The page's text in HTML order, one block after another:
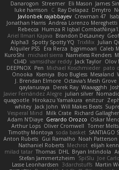
Danarogon Streemer Eli Mason James
luke harrison
C Ray Delapaz Dmytro
Javlonbek rajabbayev Crewman 47
Jonathan Harris Andrea Lorenzo Mereghetti
Rebecca Humza R Iqbal
Ariel Ilmari Kajava Brandon DeLauney
Alpha3 Spotty Spotty YQ TrixMix Julian
Alquiler PS5
Era Rerza bjgrimoari Caleb
KuroShi
michael sierra Nameless Renders
Cli4D vamsidhar reddy Jack Taylor Olov
DEEPNOX Pen Michael Koschmieder pato
Onooka
Kseniya Boo Bugless Mesaland
J. Brendan Elmore Octavia's Mesh Grove
qaylanuraya
Derek Ray Waaagghh
Javier Fernández Alegre julian silver
quagootle Hirokazu Yamakura enitzur
whitey Jack John Will Makes Beats
Vesperal Mind
Milk Crate Richard Gallagher
Adam N'Diaye Gerardo Orozco Oskar
Arthur Lops Oliver Cromwell Tomer
Timothy Montoya soda basket SANTIAGO
Anton Rubets Gui Ramalho Noah Patterson
Nathaniel Roberts Mechrot elijah
milad tatar Thomas DHL Bryan Intindola
Stefan Jammertzheim
SpiSlu Joe
Lasse Leonhardsen 3darchstuffs Martin